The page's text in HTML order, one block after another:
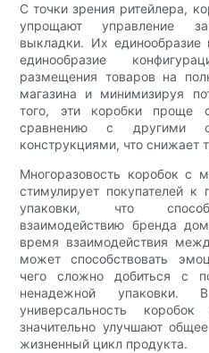
С точки зрения ритейлера,
упрощают управление
выкладки. Их единообразие
единообразие
размещения товаров на
магазина и минимизируя
того, эти коробки проще
сравнению с другими
конструкциями, что снижает
Многоразовость коробок с
стимулирует покупателей к
упаковки, что
взаимодействию бренда
время взаимодействия
может способствовать
чего сложно добиться с
ненадежной
универсальность
значительно улучшают
жизненный цикл продукта.